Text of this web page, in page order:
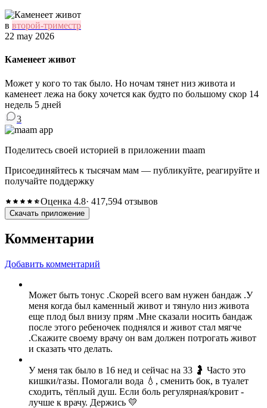
в второй-триместр
22 may 2026
Каменеет живот
Может у кого то так было. Но ночам тянет низ живота и
каменеет лежа на боку хочется как будто по большому скор 14
недель 5 дней
3
Поделитесь своей историей в приложении maam
Присоединяйтесь к тысячам мам — публикуйте, реагируйте и
получайте поддержку
Оценка 4.8· 417,594 отзывов
Скачать приложение
Комментарии
Добавить комментарий
Может быть тонус .Скорей всего вам нужен бандаж .У
меня когда был каменный живот и тянуло низ живота
еще плод был внизу прям .Мне сказали носить бандаж
после этого ребеночек поднялся и живот стал мягче
.Скажите своему врачу он вам должен потрогать живот
и сказать что делать.
У меня так было в 16 нед и сейчас на 33 🤰 Часто это
кишки/газы. Помогали вода 💧, сменить бок, в туалет
сходить, тёплый душ. Если боль регулярная/кровит -
лучше к врачу. Держись 💛